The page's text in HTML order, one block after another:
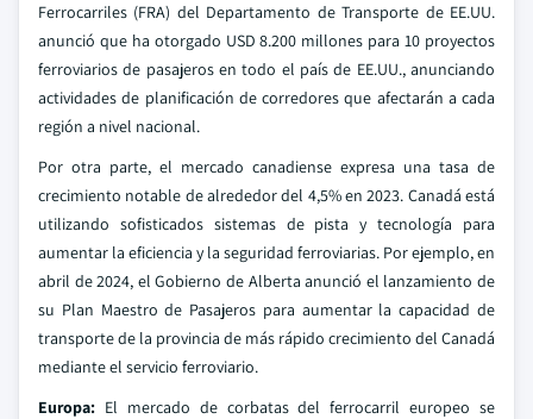
Ferrocarriles (FRA) del Departamento de Transporte de EE.UU.
anunció que ha otorgado USD 8.200 millones para 10 proyectos
ferroviarios de pasajeros en todo el país de EE.UU., anunciando
actividades de planificación de corredores que afectarán a cada
región a nivel nacional.
Por otra parte, el mercado canadiense expresa una tasa de
crecimiento notable de alrededor del 4,5% en 2023. Canadá está
utilizando sofisticados sistemas de pista y tecnología para
aumentar la eficiencia y la seguridad ferroviarias. Por ejemplo, en
abril de 2024, el Gobierno de Alberta anunció el lanzamiento de
su Plan Maestro de Pasajeros para aumentar la capacidad de
transporte de la provincia de más rápido crecimiento del Canadá
mediante el servicio ferroviario.
Europa: El mercado de corbatas del ferrocarril europeo se